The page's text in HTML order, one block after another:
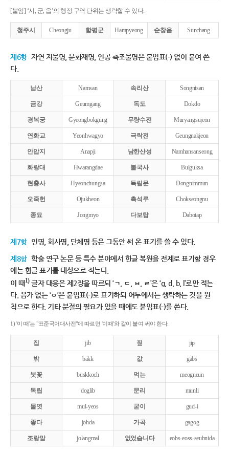
[붙임] ‘시, 군, 읍’의 행정 구역 단위는 생략할 수 있다.
청주시 Cheongju 함평군 Hampyeong 순창읍 Sunchang
제6항 자연 지물명, 문화재명, 인공 축조물명은 붙임표(-) 없이 붙여 쓴
다.
남산 Namsan 속리산 Songnisan
금강 Geumgang 독도 Dokdo
경복궁 Gyeongbokgung 무량수전 Muryangsujeon
연화교 Yeonhwagyo 극락전 Geungnakjeon
안압지 Anapji 남한산성 Namhansanseong
화랑대 Hwarangdae 불국사 Bulguksa
현충사 Hyeonchungsa 독립문 Dongnimmun
오죽헌 Ojukheon 촉석루 Chokseongnu
종묘 Jongmyo 다보탑 Dabotap
제7항 인명, 회사명, 단체명 등은 그동안 써 온 표기를 쓸 수 있다.
제8항 학술 연구 논문 등 특수 분야에서 한글 복원을 전제로 표기할 경우
에는 한글 표기를 대상으로 적는다.
이 때1)글자 대응은 제2장을 따르되 ‘ㄱ, ㄷ, ㅂ, ㄹ’은 ‘g, d, b, l’로만 적는
다. 음가 없는 ‘ㅇ’은 붙임표(-)로 표기하되 어두에서는 생략하는 것을 원
칙으로 한다. 기타 분절의 필요가 있을 때에도 붙임표(-)를 쓴다.
1) '이 때'는 "표준국어대사전"에 따르면 '이때'와 같이 붙여 써야 한다.
집 jib 짚 jip
밖 bakk 값 gabs
붓꽃 buskkoch 먹는 meogneun
독립 doglib 문리 munli
물엿 mul-yeos 굳이 gud-i
좋다 johda 가곡 gagog
조랑말 jolangmal 없었습니다 eobs-eoss-seubnida